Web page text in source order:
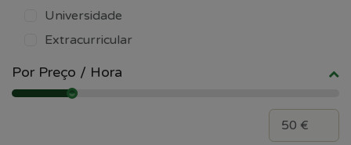
Universidade
Extracurricular
Por Preço / Hora